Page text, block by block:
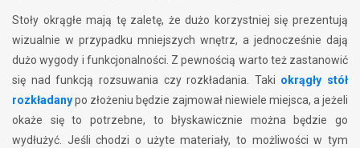
Stoły okrągłe mają tę zaletę, że dużo korzystniej się prezentują
wizualnie w przypadku mniejszych wnętrz, a jednocześnie dają
dużo wygody i funkcjonalności. Z pewnością warto też zastanowić
się nad funkcją rozsuwania czy rozkładania. Taki okrągły stół
rozkładanypo złożeniu będzie zajmował niewiele miejsca, a jeżeli
okaże się to potrzebne, to błyskawicznie można będzie go
wydłużyć. Jeśli chodzi o użyte materiały, to możliwości w tym